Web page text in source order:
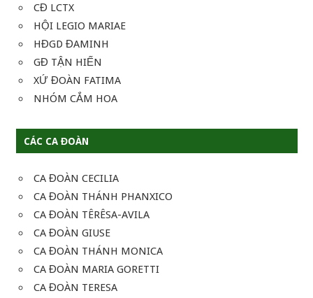
CĐ LCTX
HỘI LEGIO MARIAE
HĐGD ĐAMINH
GĐ TẬN HIẾN
XỨ ĐOÀN FATIMA
NHÓM CẮM HOA
CÁC CA ĐOÀN
CA ĐOÀN CECILIA
CA ĐOÀN THÁNH PHANXICO
CA ĐOÀN TÊRÊSA-AVILA
CA ĐOÀN GIUSE
CA ĐOÀN THÁNH MONICA
CA ĐOÀN MARIA GORETTI
CA ĐOÀN TERESA